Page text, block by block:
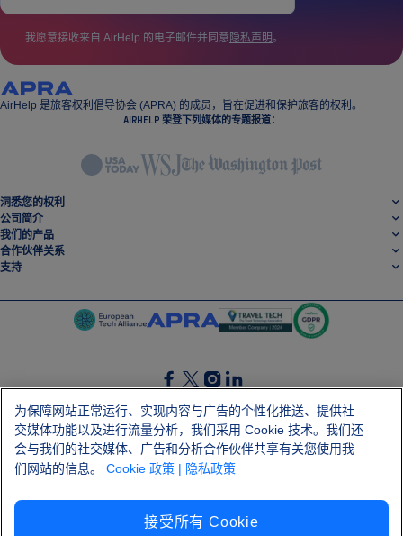
我愿意接收来自 AirHelp 的电子邮件并同意 隐私声明。
AirHelp 是旅客权利倡导协会 (APRA) 的成员，旨在促进和保护旅客的权利。
AIRHELP 荣登下列媒体的专题报道：
洞悉您的权利
公司简介
我们的产品
合作伙伴关系
支持
获取我们的免费应用程序
为保障网站正常运行、实现内容与广告的个性化推送、提供社
交媒体功能以及进行流量分析，我们采用 Cookie 技术。我们还
会与我们的社交媒体、广告和分析合作伙伴共享有关您使用我
们网站的信息。
Cookie 政策 | 隐私政策
接受所有 Cookie